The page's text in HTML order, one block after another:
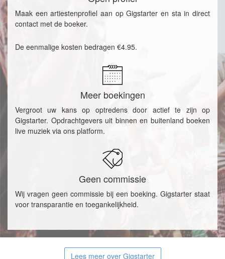
Maak een artiestenprofiel aan op Gigstarter en sta in direct
contact met de boeker.
De eenmalige kosten bedragen €4.95.
Meer boekingen
Vergroot uw kans op optredens door actief te zijn op
Gigstarter. Opdrachtgevers uit binnen en buitenland boeken
live muziek via ons platform.
Geen commissie
Wij vragen geen commissie bij een boeking. Gigstarter staat
voor transparantie en toegankelijkheid.
Lees meer over Gigstarter